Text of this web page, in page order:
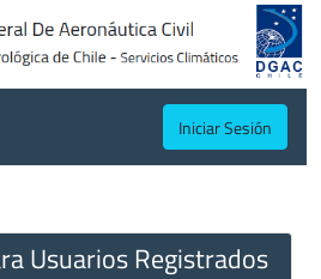
Iniciar Sesión
Usuarios Registrados